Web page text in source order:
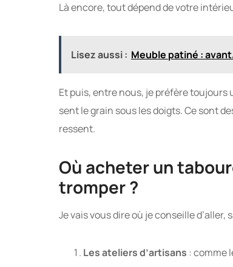
Là encore, tout dépend de votre
Lisez aussi : Meuble patiné :
Et puis, entre nous, je préfère toujours
sent le grain sous les doigts. Ce sont
ressent.
Où acheter un
tromper ?
Je vais vous dire où je conseille d’aller,
Les ateliers d’artisans : comme